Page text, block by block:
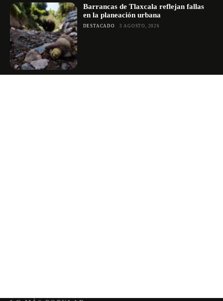
Barrancas de Tlaxcala reflejan fallas
en la planeación urbana
DESTACADO 3 AGOSTO, 2026